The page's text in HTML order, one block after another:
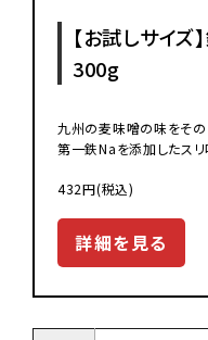
【お試しサイズ
300g
九州の麦味噌の味をその
第一鉄Naを添加したスリ
432円(税込)
詳細を見る